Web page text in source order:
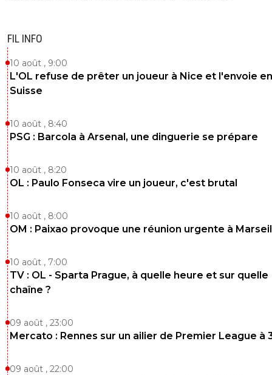
FIL INFO
10 août , 9:00
L'OL refuse de prêter un joueur à Nice et l'envoie en
Suisse
10 août , 8:40
PSG : Barcola à Arsenal, une dinguerie se prépare
10 août , 8:20
OL : Paulo Fonseca vire un joueur, c'est brutal
10 août , 8:00
OM : Paixao provoque une réunion urgente à
10 août , 7:00
TV : OL - Sparta Prague, à quelle heure et sur quelle
chaîne ?
09 août , 23:00
Mercato : Rennes sur un ailier de Premier League à
09 août , 22:00